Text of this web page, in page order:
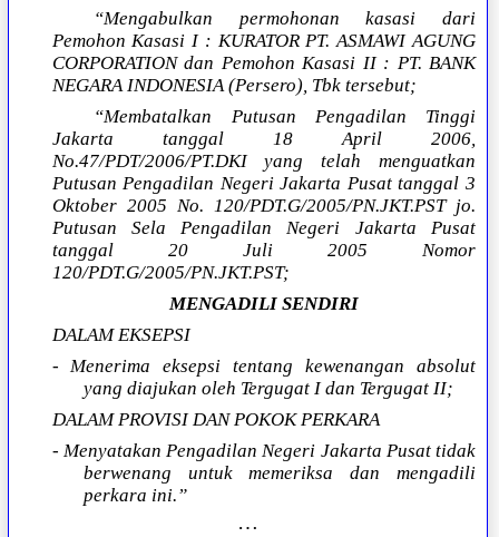
“Mengabulkan permohonan kasasi dari
Pemohon Kasasi I : KURATOR PT. ASMAWI AGUNG
CORPORATION dan Pemohon Kasasi II : PT. BANK
NEGARA INDONESIA (Persero), Tbk tersebut;
“Membatalkan Putusan Pengadilan Tinggi
Jakarta tanggal 18 April 2006,
No.47/PDT/2006/PT.DKI yang telah menguatkan
Putusan Pengadilan Negeri Jakarta Pusat tanggal 3
Oktober 2005 No. 120/PDT.G/2005/PN.JKT.PST jo.
Putusan Sela Pengadilan Negeri Jakarta Pusat
tanggal 20 Juli 2005 Nomor
120/PDT.G/2005/PN.JKT.PST;
MENGADILI SENDIRI
DALAM EKSEPSI
- Menerima eksepsi tentang kewenangan absolut
yang diajukan oleh Tergugat I dan Tergugat II;
DALAM PROVISI DAN POKOK PERKARA
- Menyatakan Pengadilan Negeri Jakarta Pusat tidak
berwenang untuk memeriksa dan mengadili
perkara ini.”
…